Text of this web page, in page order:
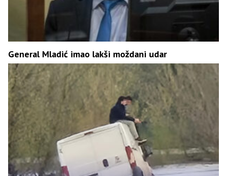
General Mladić imao lakši moždani udar